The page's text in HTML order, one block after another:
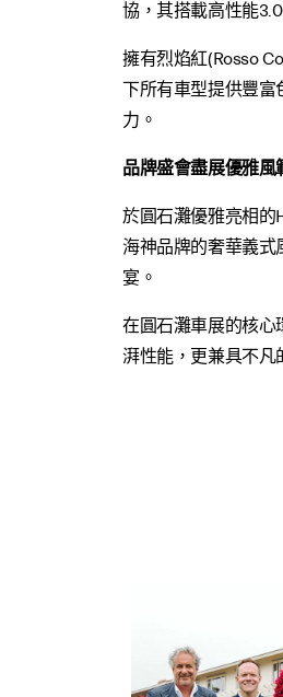
協，其搭載高性能
擁有烈焰紅(Rosso
下所有車型提供豐富
力。
品牌盛會盡展優雅風
於圓石灘優雅亮相的
海神品牌的奢華義
宴。
在圓石灘車展的核心
湃性能，更兼具不凡